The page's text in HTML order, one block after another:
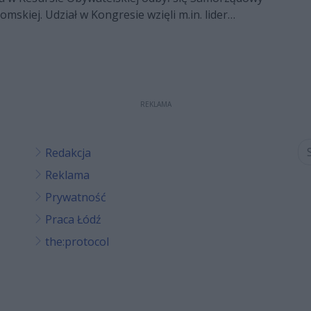
Udział w Kongresie wzięli m.in. lider
Adam Struzik. Tym spotkaniem Ludowcy
REKLAMA
Redakcja
Reklama
Prywatność
Praca Łódź
the:protocol